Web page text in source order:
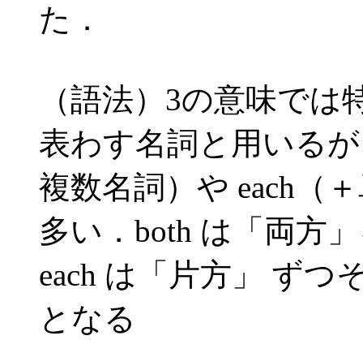
た．
（語法）3の意味では
表わす名詞と用いる
複数名詞）や each（
多い．both は「両方
each は「片方」 ずつ
となる